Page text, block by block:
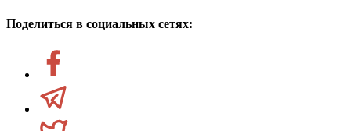
Поделиться в социальных сетях: